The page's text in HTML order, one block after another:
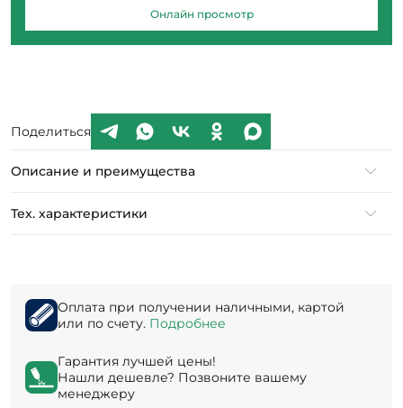
Онлайн просмотр
Поделиться
Описание и преимущества
Тех. характеристики
Оплата при получении наличными, картой
или по счету. Подробнее
Гарантия лучшей цены!
Нашли дешевле? Позвоните вашему
менеджеру